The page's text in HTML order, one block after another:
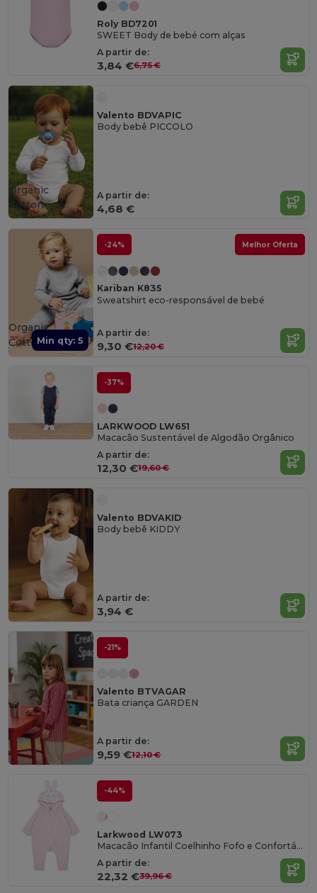
Roly BD7201
SWEET Body de bebé com alças
A partir de:
3,84 €6,75 €
Valento BDVAPIC
Body bebê PICCOLO
A partir de:
4,68 €
Min qty: 5
Organic
Cotton
-24% Melhor Oferta
Kariban K835
Sweatshirt eco-responsável de bebé
A partir de:
9,30 €12,20 €
Organic
Cotton
-37%
LARKWOOD LW651
Macacão Sustentável de Algodão Orgânico
A partir de:
12,30 €19,60 €
Valento BDVAKID
Body bebê KIDDY
A partir de:
3,94 €
-21%
Valento BTVAGAR
Bata criança GARDEN
A partir de:
9,59 €12,10 €
-44%
Larkwood LW073
Macacão Infantil Coelhinho Fofo e Confortável
A partir de:
22,32 €39,96 €